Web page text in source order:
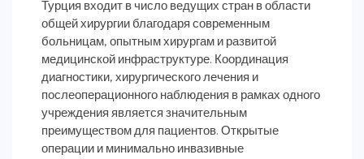
Турция входит в число ведущих стран в области
общей хирургии благодаря современным
больницам, опытным хирургам и развитой
медицинской инфраструктуре. Координация
диагностики, хирургического лечения и
послеоперационного наблюдения в рамках одного
учреждения является значительным
преимуществом для пациентов. Открытые
операции и минимально инвазивные